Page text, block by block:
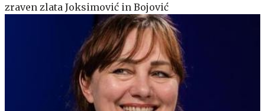
zraven zlata Joksimović in Bojović